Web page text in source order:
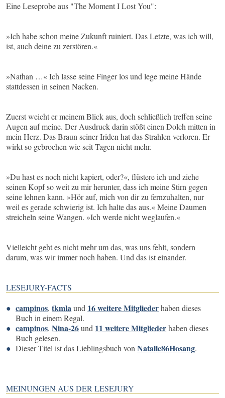
Eine Leseprobe aus "The Moment I Lost You":
»Ich habe schon meine Zukunft ruiniert. Das Letzte, was ich will,
ist, auch deine zu zerstören.«
»Nathan …« Ich lasse seine Finger los und lege meine Hände
stattdessen in seinen Nacken.
Zuerst weicht er meinem Blick aus, doch schließlich treffen seine
Augen auf meine. Der Ausdruck darin stößt einen Dolch mitten in
mein Herz. Das Braun seiner Iriden hat das Strahlen verloren. Er
wirkt so gebrochen wie seit Tagen nicht mehr.
»Du hast es noch nicht kapiert, oder?«, flüstere ich und ziehe
seinen Kopf so weit zu mir herunter, dass ich meine Stirn gegen
seine lehnen kann. »Hör auf, mich von dir zu fernzuhalten, nur
weil es gerade schwierig ist. Ich halte das aus.« Meine Daumen
streicheln seine Wangen. »Ich werde nicht weglaufen.«
Vielleicht geht es nicht mehr um das, was uns fehlt, sondern
darum, was wir immer noch haben. Und das ist einander.
LESEJURY-FACTS
campinos,tkmlaund 16 weitere Mitgliederhaben dieses
Buch in einem Regal.
campinos,Nina-26und 11 weitere Mitgliederhaben dieses
Buch gelesen.
Dieser Titel ist das Lieblingsbuch vonNatalie86Hosang.
MEINUNGEN AUS DER LESEJURY